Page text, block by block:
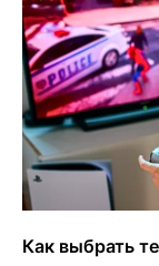
Как выбрать